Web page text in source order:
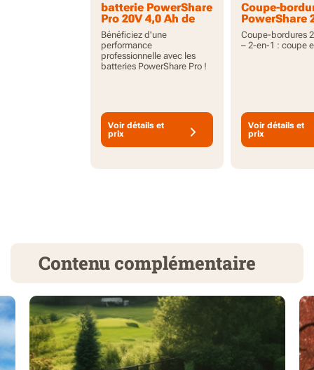
batterie PowerShare
Pro 20V 4,0 Ah de
grande capacité
avec indicateur
Bénéficiez d'une
performance
professionnelle avec les
batteries PowerShare Pro !
Voir détails et
prix
Coupe-
PowerShare
cm, batteries
incluses
Coupe-bordures
– 2-en-1 : coupe
Voir détails et
prix
Contenu complémentaire